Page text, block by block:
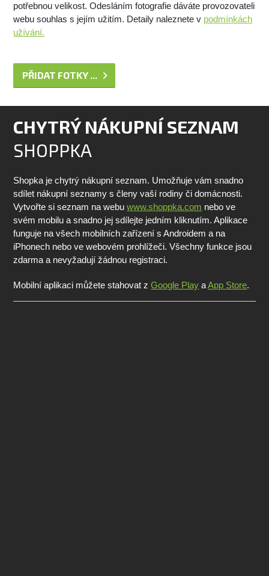
potřebnou velikost. Odesláním fotografie dáváte provozovateli
webu souhlas s jejím užitím. Detaily naleznete v podmínkách
užívání.
PŘIDAT FOTKY ...
CHYTRÝ NÁKUPNÍ SEZNAM
SHOPPKA
Shopka je chytrý nákupní seznam. Umožňuje vám snadno
sdílet nákupní seznamy s členy vaší rodiny či domácnosti.
Vytvořte si seznam na webuwww.shoppka.com nebo ve
svém mobilu a snadno jej sdílejte jedním kliknutím. Aplikace
funguje na všech mobilních zařízení s Androidem a na
iPhonech nebo ve webovém prohlížeči. Všechny funkce jsou
zdarma a nevyžadují žádnou registraci.
Mobilní aplikaci můžete stahovat zGoogle Play aApp Store.